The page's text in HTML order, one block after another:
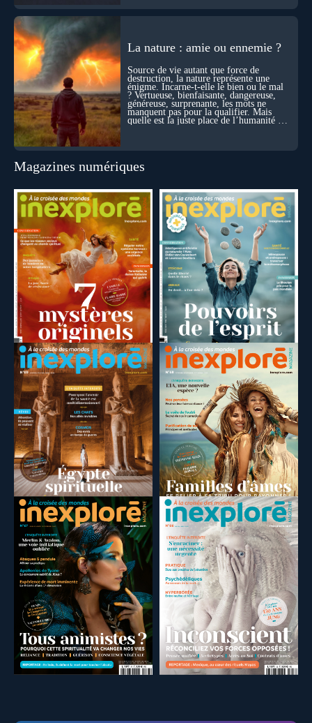
La nature : amie ou ennemie ?
Source de vie autant que force de
destruction, la nature représente une
énigme. Incarne-t-elle le bien ou le mal
? Vertueuse, bienfaisante, dangereuse,
généreuse, surprenante, les mots ne
manquent pas pour la qualifier. Mais
quelle est la juste place de l’humanité au
Magazines numériques